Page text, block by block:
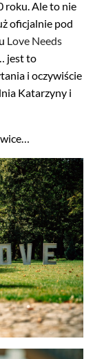
roku. Ale to nie
oficjalnie pod
Love Needs
jest to
i oczywiście
Katarzyny i